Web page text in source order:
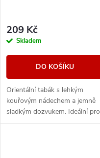
209 Kč
Skladem
DO KOŠÍKU
Orientální tabák s lehkým
kouřovým nádechem a jemně
sladkým dozvukem. Ideální pro
náročné milovníky tabákových